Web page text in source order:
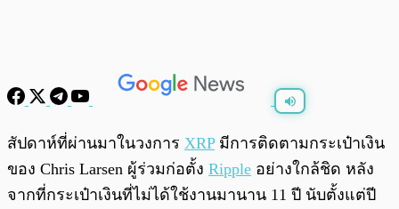
พร้อมเล่น 0:00
สัปดาห์ที่ผ่านมาในวงการ XRPมีการติดตามกระเป๋าเงิน
ของ Chris Larsen ผู้ร่วมก่อตั้ง Ripple อย่างใกล้ชิด หลัง
จากที่กระเป๋าเงินที่ไม่ได้ใช้งานมานาน 11 ปี นับตั้งแต่ปี